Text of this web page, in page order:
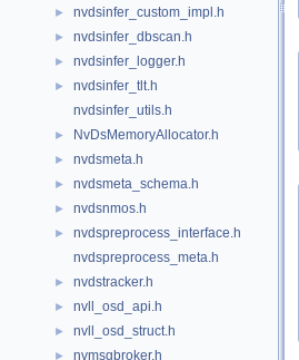
► nvdsinfer_custom_impl.h
► nvdsinfer_dbscan.h
► nvdsinfer_logger.h
►
nvdsinfer_tlt.h
nvdsinfer_utils.h
► NvDsMemoryAllocator.h
► nvdsmeta.h
► nvdsmeta_schema.h
► nvdsnmos.h
►
nvdspreprocess_interface.h
nvdspreprocess_meta.h
► nvdstracker.h
► nvll_osd_api.h
► nvll_osd_struct.h
► nvmsgbroker.h